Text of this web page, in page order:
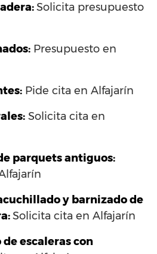
Solicita presupuesto
: Presupuesto en
Pide cita en Alfajarín
Solicita cita en
parquets antiguos:
y barnizado de
Solicita cita en Alfajarín
escaleras con